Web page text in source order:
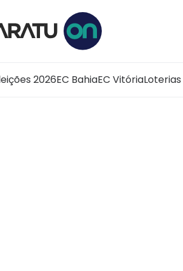
2026EC BahiaEC VitóriaLoterias